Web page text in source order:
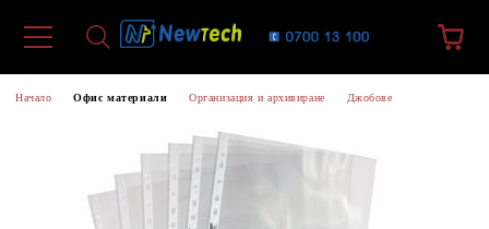
Начало Офис материали Организация и архивиране Джобове